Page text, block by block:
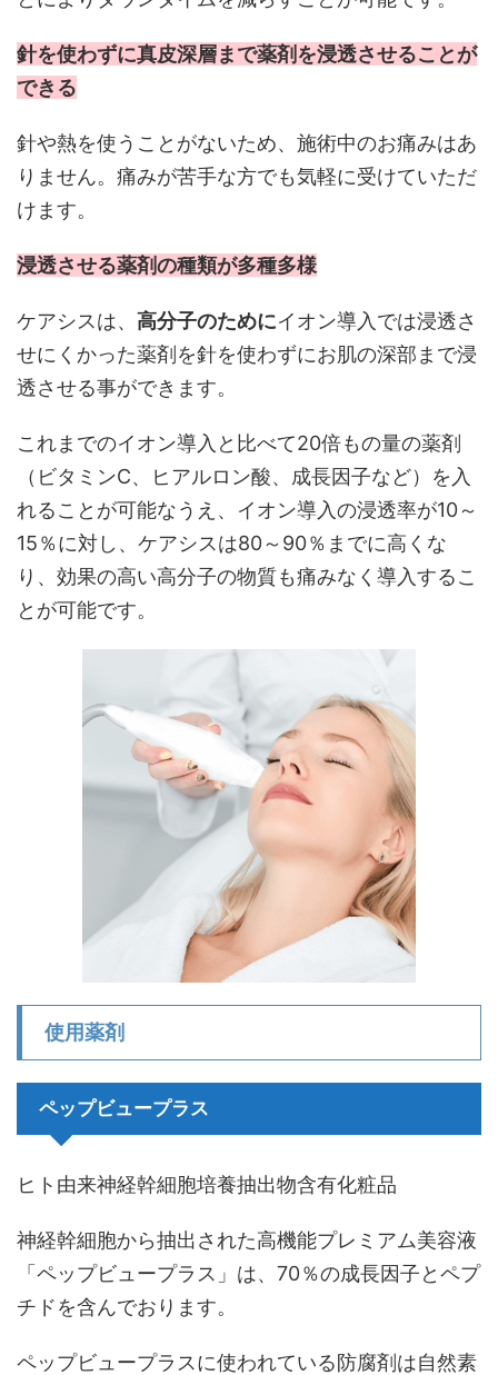
針を使わずに真皮深層まで薬剤を浸透させることが
できる
針や熱を使うことがないため、施術中のお痛みはあ
りません。痛みが苦手な方でも気軽に受けていただ
けます。
浸透させる薬剤の種類が多種多様
ケアシスは、 高分子のためにイオン導入では浸透さ
せにくかった薬剤を針を使わずにお肌の深部まで浸
透させる事ができます。
これまでのイオン導入と比べて20倍もの量の薬剤
（ビタミンC、ヒアルロン酸、成長因子など）を入
れることが可能なうえ、イオン導入の浸透率が10～
15％に対し、ケアシスは80～90％までに高くな
り、効果の高い高分子の物質も痛みなく導入するこ
とが可能です。
使用薬剤
ペップビュープラス
ヒト由来神経幹細胞培養抽出物含有化粧品
神経幹細胞から抽出された高機能プレミアム美容液
「ペップビュープラス」は、70％の成長因子とペプ
チドを含んでおります。
ペップビュープラスに使われている防腐剤は自然素